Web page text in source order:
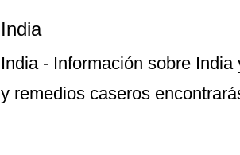
India
India- Información sobre India
y remedios caseros